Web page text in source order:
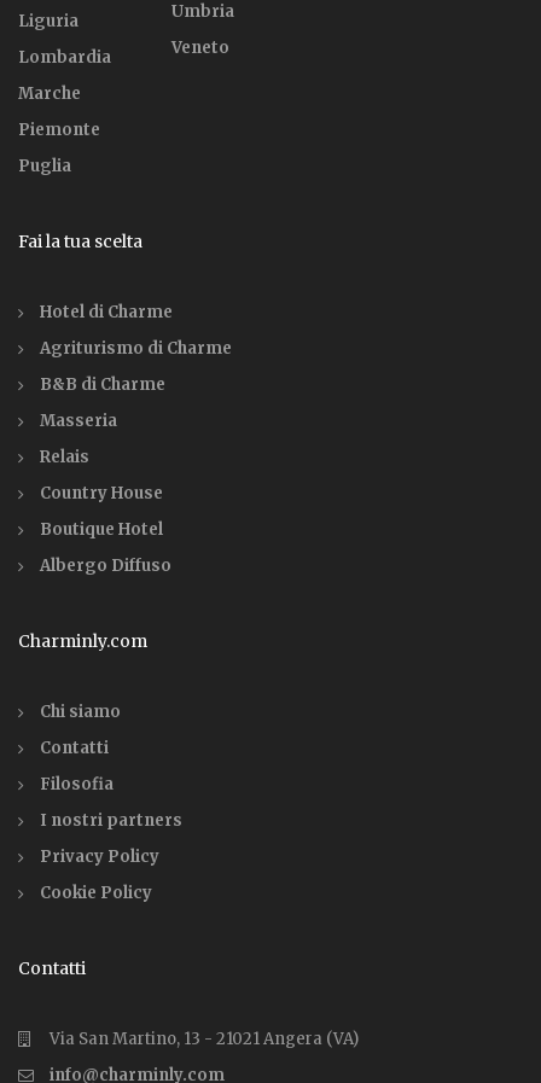
Liguria
Lombardia
Marche
Piemonte
Puglia
Umbria
Veneto
Fai la tua scelta
Hotel di Charme
Agriturismo di Charme
B&B di Charme
Masseria
Relais
Country House
Boutique Hotel
Albergo Diffuso
Charminly.com
Chi siamo
Contatti
Filosofia
I nostri partners
Privacy Policy
Cookie Policy
Contatti
Via San Martino, 13 - 21021 Angera (VA)
info@charminly.com